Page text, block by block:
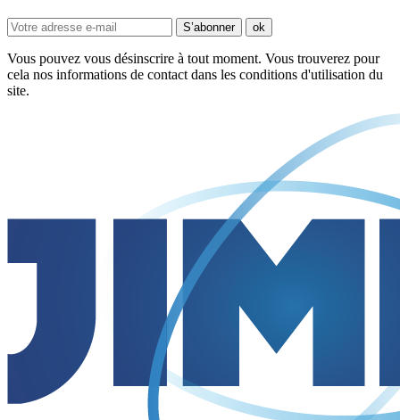
Vous pouvez vous désinscrire à tout moment. Vous trouverez pour
cela nos informations de contact dans les conditions d'utilisation du
site.